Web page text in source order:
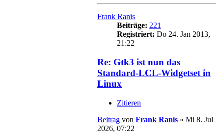
Frank Ranis
Beiträge: 221
Registriert: Do 24. Jan 2013,
21:22
Re: Gtk3 ist nun das
Standard-LCL-Widgetset in
Linux
Zitieren
Beitrag von Frank Ranis » Mi 8. Jul
2026, 07:22